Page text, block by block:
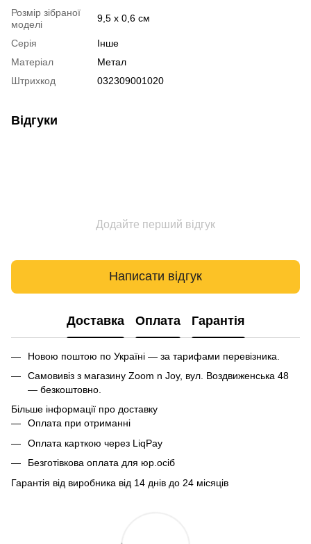
Розмір зібраної
моделі
9,5 х 0,6 см
Серія
Інше
Матеріал
Метал
Штрихкод
032309001020
Відгуки
Додайте перший відгук
Написати відгук
Доставка Оплата Гарантія
Новою поштою по Україні — за тарифами перевізника.
Самовивіз з магазину Zoom n Joy, вул. Воздвиженська 48
— безкоштовно.
Більше інформації про доставку
Оплата при отриманні
Оплата карткою через LiqPay
Безготівкова оплата для юр.осіб
Гарантія від виробника від 14 днів до 24 місяців